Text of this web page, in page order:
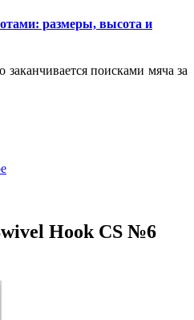
размеры, высота и
поисками мяча за
Hook CS №6